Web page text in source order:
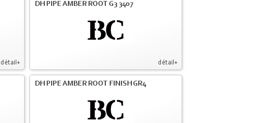
détail+ détail+
DH PIPE AMBER ROOT G3 3407
DH PIPE AMBER ROOT FINISH GR4